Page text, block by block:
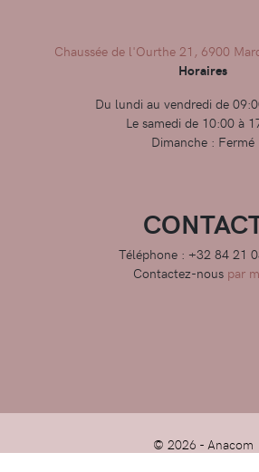
Chaussée de l'Ourthe 21, 6900
Horaires
Du lundi au vendredi de
Le samedi de 10:00 à
Dimanche : Fermé
Téléphone : +32 84 21
Contactez-nous par
© 2026 - Anacom